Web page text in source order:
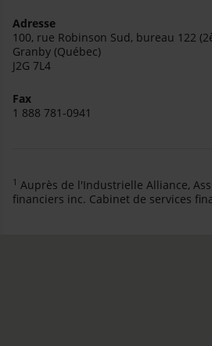
Adresse
100, rue Robinson Sud, bureau 122
Granby (Québec)
J2G 7L4
Fax
1 888 781-0941
1 Auprès de l'Industrielle Alliance,
financiers inc. Cabinet de services